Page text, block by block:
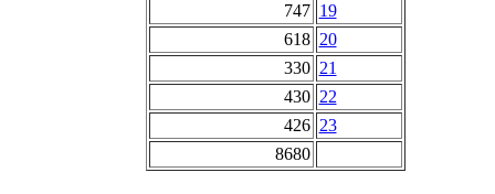
747 19
618 20
330 21
430 22
426 23
8680